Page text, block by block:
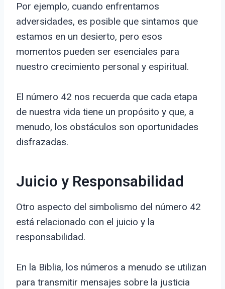
Por ejemplo, cuando enfrentamos
adversidades, es posible que sintamos que
estamos en un desierto, pero esos
momentos pueden ser esenciales para
nuestro crecimiento personal y espiritual.
El número 42 nos recuerda que cada etapa
de nuestra vida tiene un propósito y que, a
menudo, los obstáculos son oportunidades
disfrazadas.
Juicio y Responsabilidad
Otro aspecto del simbolismo del número 42
está relacionado con el juicio y la
responsabilidad.
En la Biblia, los números a menudo se utilizan
para transmitir mensajes sobre la justicia